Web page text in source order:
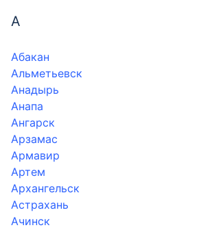
А
Абакан
Альметьевск
Анадырь
Анапа
Ангарск
Арзамас
Армавир
Артем
Архангельск
Астрахань
Ачинск